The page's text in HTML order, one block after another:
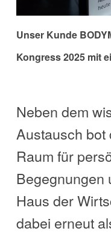
Unser Kunde
Kongress 2025 mit
Neben dem
Austausch bot
Raum für
Begegnungen
Haus der
dabei erneut